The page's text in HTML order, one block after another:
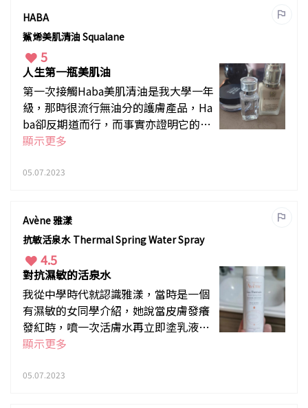
它，因為它的潛在實力實在令人驚喜
HABA
鯊烯美肌清油 Squalane
5
人生第一瓶美肌油
第一次接觸Haba美肌清油是我大學一年
級，那時很流行無油分的護膚產品，Ha
ba卻反期道而行，而事實亦證明它的護
膚功效，今時今日各大品牌都推出精華
／粉底使用，功能很多，我自己也會給
前更實惠，不能不買它。
顯示更多
05.07.2023
Avène 雅漾
抗敏活泉水 Thermal Spring Water Spray
4.5
對抗濕敏的活泉水
我從中學時代就認識雅漾，當時是一個
有濕敏的女同學介紹，她說當皮膚發癢
發紅時，噴一次活膚水再立即塗乳液，
可以極速舒緩，所以當我兒子發現有濕
冰在雪櫃，使用更加清新舒緩。
顯示更多
05.07.2023